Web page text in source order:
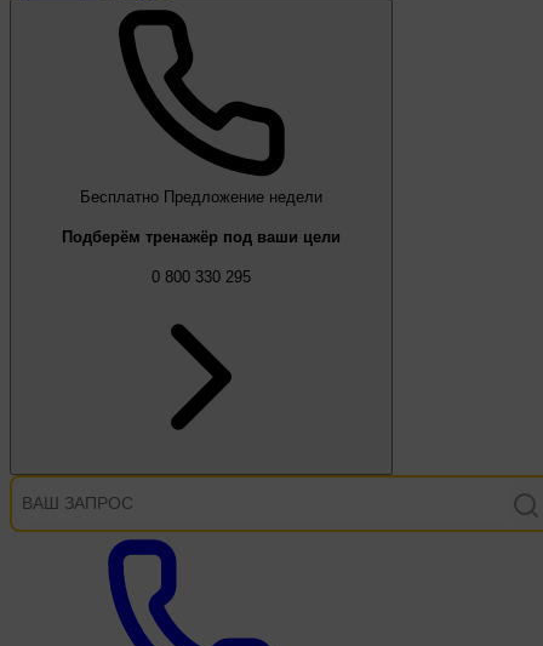
Бесплатно Предложение недели
Подберём тренажёр под ваши цели
0 800 330 295